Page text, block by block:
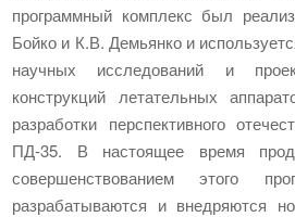
программный комплекс был
Бойко и К.В. Демьянко и
научных исследований и
конструкций летательных
разработки перспективного
ПД-35. В настоящее время
совершенствованием этого
разрабатываются и внедряются